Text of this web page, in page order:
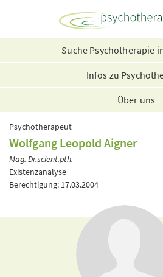
Suche Psychotherapie
Infos zu
Über uns
Psychotherapeut
Wolfgang Leopold Aigner
Mag. Dr.scient.pth.
Existenzanalyse
Berechtigung: 17.03.2004